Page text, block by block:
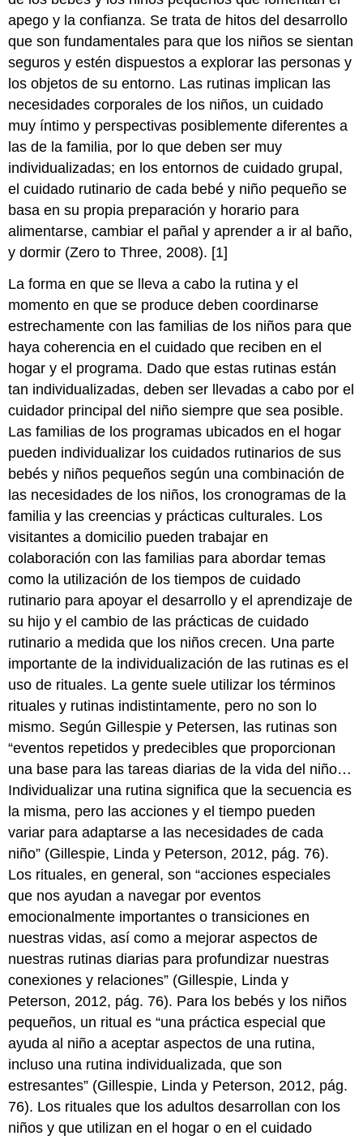
apego y la confianza. Se trata de hitos del desarrollo
que son fundamentales para que los niños se sientan
seguros y estén dispuestos a explorar las personas y
los objetos de su entorno. Las rutinas implican las
necesidades corporales de los niños, un cuidado
muy íntimo y perspectivas posiblemente diferentes a
las de la familia, por lo que deben ser muy
individualizadas; en los entornos de cuidado grupal,
el cuidado rutinario de cada bebé y niño pequeño se
basa en su propia preparación y horario para
alimentarse, cambiar el pañal y aprender a ir al baño,
y dormir (Zero to Three, 2008). [1]
La forma en que se lleva a cabo la rutina y el
momento en que se produce deben coordinarse
estrechamente con las familias de los niños para que
haya coherencia en el cuidado que reciben en el
hogar y el programa. Dado que estas rutinas están
tan individualizadas, deben ser llevadas a cabo por el
cuidador principal del niño siempre que sea posible.
Las familias de los programas ubicados en el hogar
pueden individualizar los cuidados rutinarios de sus
bebés y niños pequeños según una combinación de
las necesidades de los niños, los cronogramas de la
familia y las creencias y prácticas culturales. Los
visitantes a domicilio pueden trabajar en
colaboración con las familias para abordar temas
como la utilización de los tiempos de cuidado
rutinario para apoyar el desarrollo y el aprendizaje de
su hijo y el cambio de las prácticas de cuidado
rutinario a medida que los niños crecen. Una parte
importante de la individualización de las rutinas es el
uso de rituales. La gente suele utilizar los términos
rituales y rutinas indistintamente, pero no son lo
mismo. Según Gillespie y Petersen, las rutinas son
“eventos repetidos y predecibles que proporcionan
una base para las tareas diarias de la vida del niño…
Individualizar una rutina significa que la secuencia es
la misma, pero las acciones y el tiempo pueden
variar para adaptarse a las necesidades de cada
niño” (Gillespie, Linda y Peterson, 2012, pág. 76).
Los rituales, en general, son “acciones especiales
que nos ayudan a navegar por eventos
emocionalmente importantes o transiciones en
nuestras vidas, así como a mejorar aspectos de
nuestras rutinas diarias para profundizar nuestras
conexiones y relaciones” (Gillespie, Linda y
Peterson, 2012, pág. 76). Para los bebés y los niños
pequeños, un ritual es “una práctica especial que
ayuda al niño a aceptar aspectos de una rutina,
incluso una rutina individualizada, que son
estresantes” (Gillespie, Linda y Peterson, 2012, pág.
76). Los rituales que los adultos desarrollan con los
niños y que utilizan en el hogar o en el cuidado